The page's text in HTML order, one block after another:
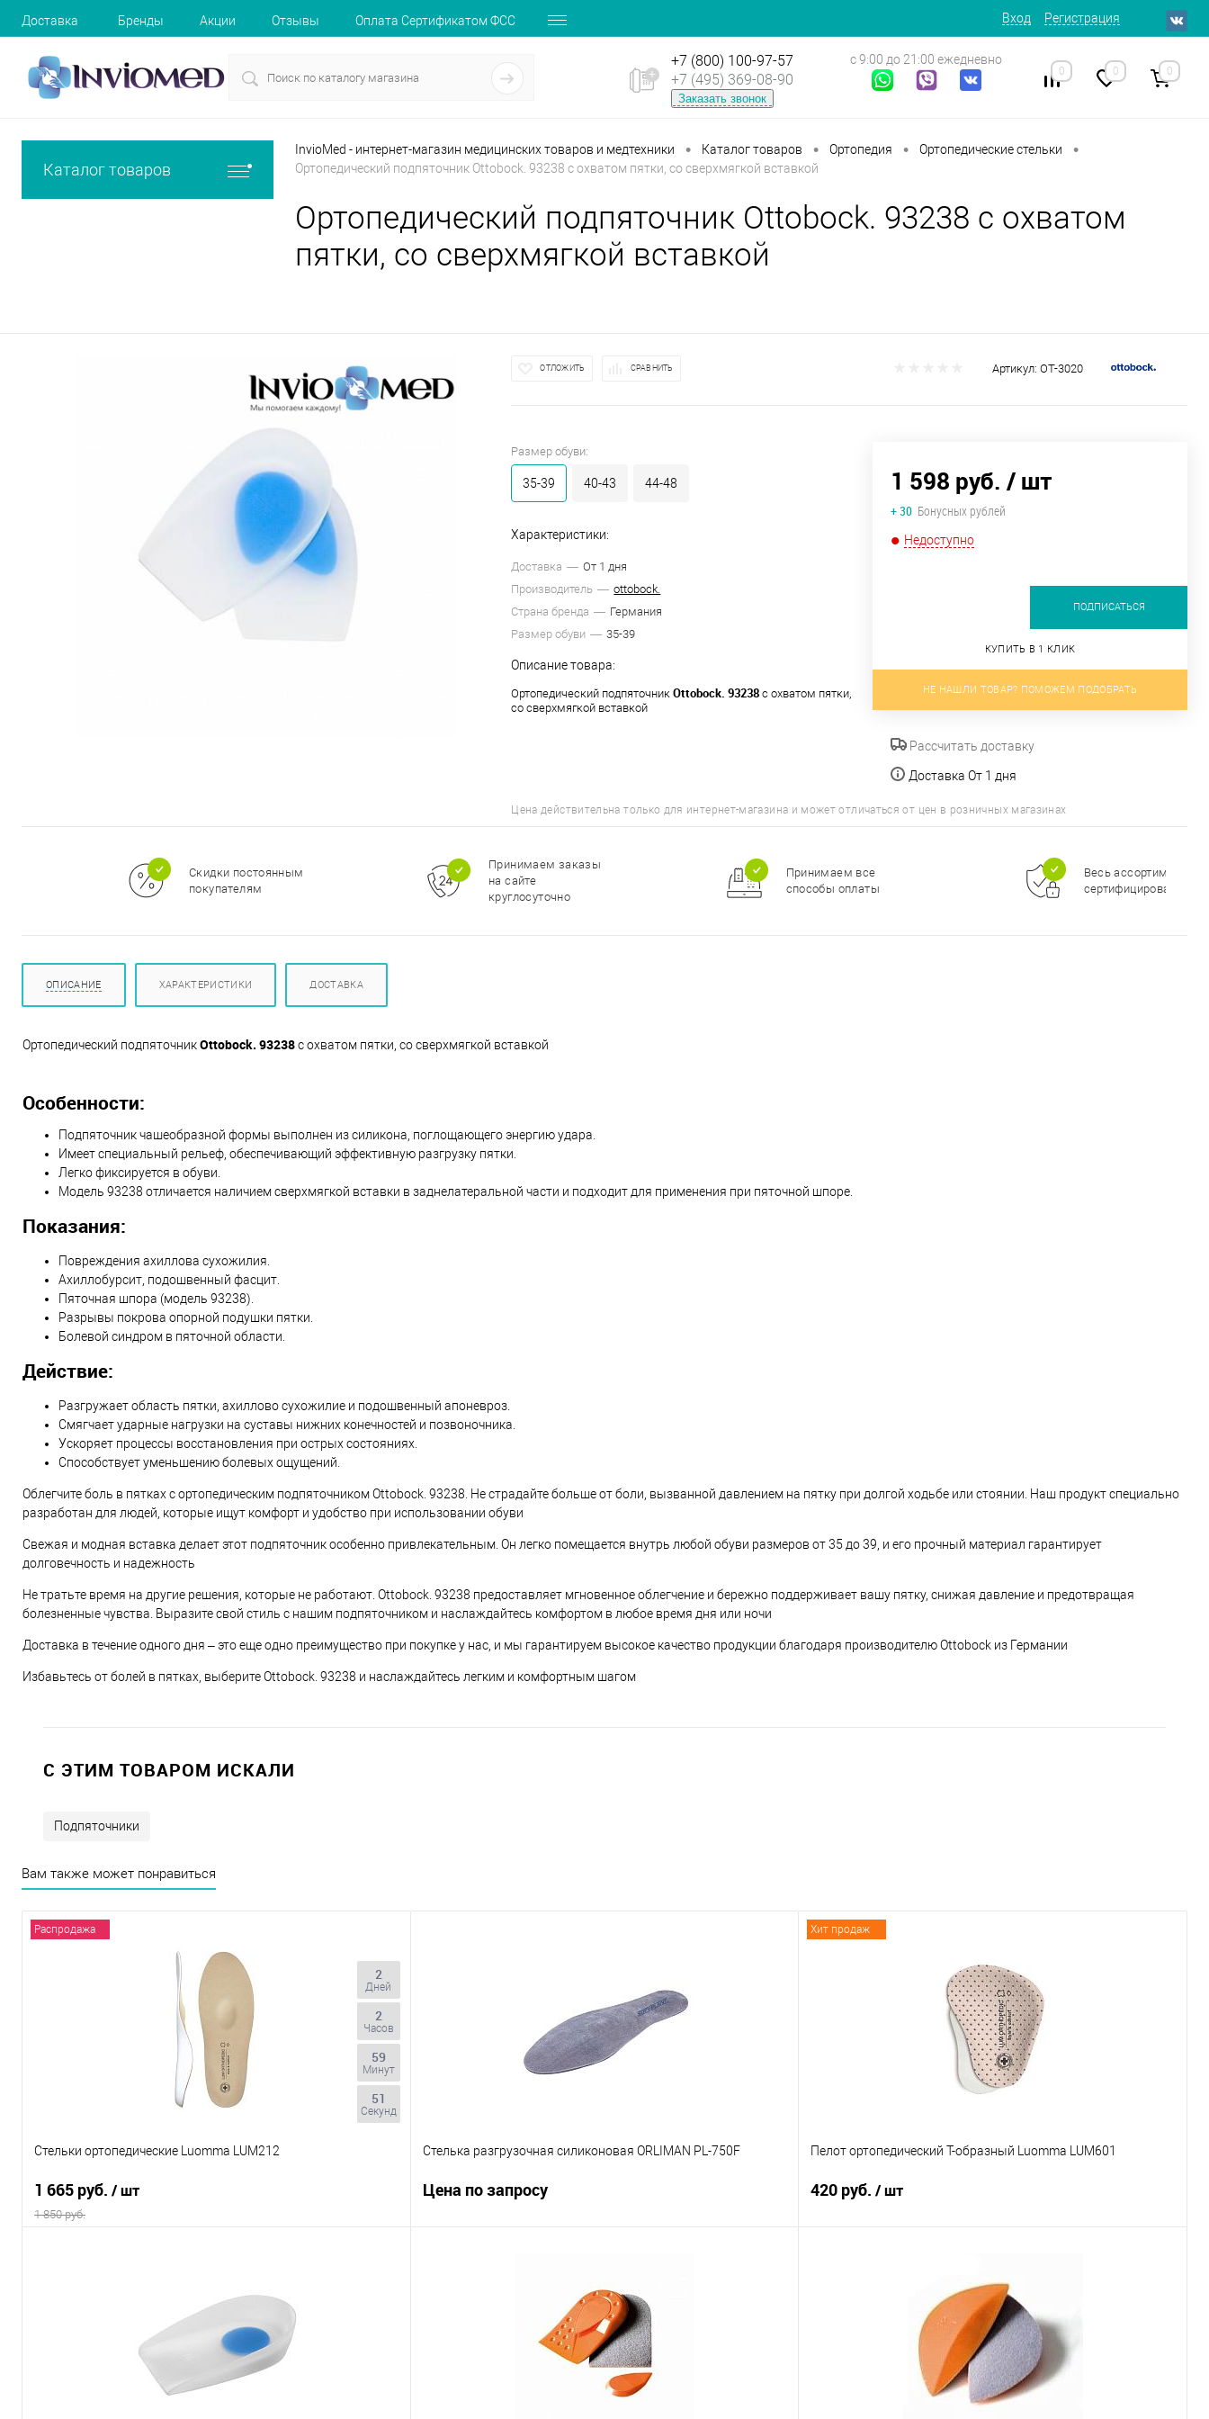
Доставка Бренды Акции Отзывы Оплата Сертификатом ФСС Вход Регистрация
+7 (800) 100-97-57
+7 (495) 369-08-90
Заказать звонок
с 9:00 до 21:00 ежедневно
0 0 0
Каталог товаров
InvioMed - интернет-магазин медицинских товаров и медтехники • Каталог товаров • Ортопедия • Ортопедические стельки •
Ортопедический подпяточник Ottobock. 93238 с охватом пятки, со сверхмягкой вставкой
Ортопедический подпяточник Ottobock. 93238 с охватом
пятки, со сверхмягкой вставкой
ОТЛОЖИТЬ СРАВНИТЬ Артикул: ОТ-3020
Размер обуви:
35-39 40-43 44-48
Характеристики:
Доставка
От 1 дня
Производитель
ottobock.
Страна бренда
Германия
Размер обуви
35-39
Описание товара:
Ортопедический подпяточникOttobock. 93238 с охватом пятки,
со сверхмягкой вставкой
1 598 руб. / шт
+ 30 Бонусных рублей
Недоступно
ПОДПИСАТЬСЯ
КУПИТЬ В 1 КЛИК
НЕ НАШЛИ ТОВАР? ПОМОЖЕМ ПОДОБРАТЬ
Рассчитать доставку
Доставка От 1 дня
Цена действительна только для интернет-магазина и может отличаться от цен в розничных магазинах
Скидки постоянным
покупателям
Принимаем заказы
на сайте
круглосуточно
Принимаем все
способы оплаты
Весь ассортимент
сертифицирован
ОПИСАНИЕ ХАРАКТЕРИСТИКИ ДОСТАВКА
Ортопедический подпяточникOttobock. 93238с охватом пятки, со сверхмягкой вставкой
Особенности:
Подпяточник чашеобразной формы выполнен из силикона, поглощающего энергию удара.
Имеет специальный рельеф, обеспечивающий эффективную разгрузку пятки.
Легко фиксируется в обуви.
Модель 93238 отличается наличием сверхмягкой вставки в заднелатеральной части и подходит для применения при пяточной шпоре.
Показания:
Повреждения ахиллова сухожилия.
Ахиллобурсит, подошвенный фасцит.
Пяточная шпора (модель 93238).
Разрывы покрова опорной подушки пятки.
Болевой синдром в пяточной области.
Действие:
Разгружает область пятки, ахиллово сухожилие и подошвенный апоневроз.
Смягчает ударные нагрузки на суставы нижних конечностей и позвоночника.
Ускоряет процессы восстановления при острых состояниях.
Способствует уменьшению болевых ощущений.
Облегчите боль в пятках с ортопедическим подпяточником Ottobock. 93238. Не страдайте больше от боли, вызванной давлением на пятку при долгой ходьбе или стоянии. Наш продукт специально
разработан для людей, которые ищут комфорт и удобство при использовании обуви
Свежая и модная вставка делает этот подпяточник особенно привлекательным. Он легко помещается внутрь любой обуви размеров от 35 до 39, и его прочный материал гарантирует
долговечность и надежность
Не тратьте время на другие решения, которые не работают. Ottobock. 93238 предоставляет мгновенное облегчение и бережно поддерживает вашу пятку, снижая давление и предотвращая
болезненные чувства. Выразите свой стиль с нашим подпяточником и наслаждайтесь комфортом в любое время дня или ночи
Доставка в течение одного дня – это еще одно преимущество при покупке у нас, и мы гарантируем высокое качество продукции благодаря производителю Ottobock из Германии
Избавьтесь от болей в пятках, выберите Ottobock. 93238 и наслаждайтесь легким и комфортным шагом
C ЭТИМ ТОВАРОМ ИСКАЛИ
Подпяточники
Вам также может понравиться
Распродажа
2
Дней
2
Часов
59
Минут
50
Секунд
Стельки ортопедические Luomma LUM212
1 665 руб. / шт
1 850 руб.
К сравнению
В наличии
Стелька разгрузочная силиконовая ORLIMAN PL-750F
Цена по запросу
К сравнению
В наличии
Хит продаж
Пелот ортопедический Т-образный Luomma LUM601
420 руб. / шт
К сравнению
Под заказ